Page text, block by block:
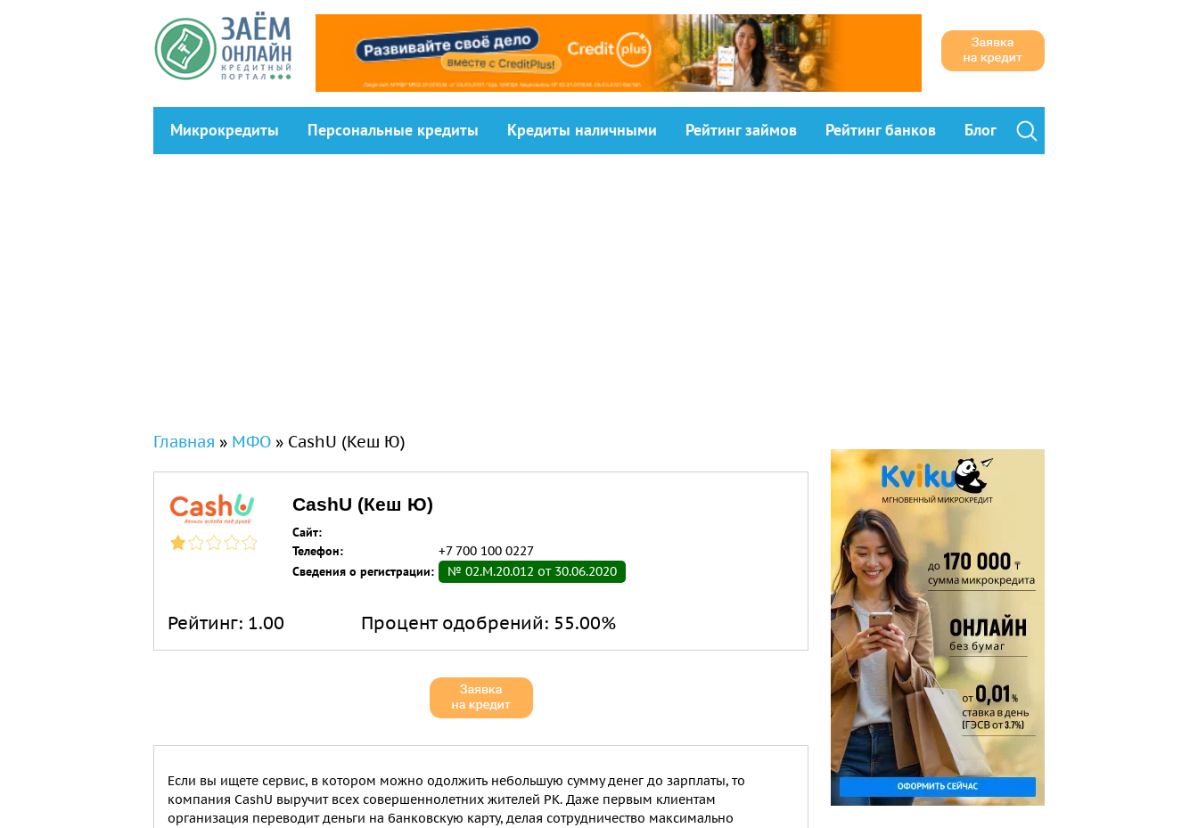
Микрокредиты Персональныe кредиты Кредиты наличными Рейтинг займов Рейтинг банков Блог
Вы здесь
Главная » МФО » CashU (Кеш Ю)
CashU (Кеш Ю)
Сайт:
Телефон:
+7 700 100 0227
Сведения о регистрации:
№ 02.М.20.012 от 30.06.2020
Рейтинг: 1.00 Процент одобрений: 55.00%
Если вы ищете сервис, в котором можно одолжить небольшую сумму денег до зарплаты, то
компания CashU выручит всех совершеннолетних жителей РК. Даже первым клиентам
организация переводит деньги на банковскую карту, делая сотрудничество максимально